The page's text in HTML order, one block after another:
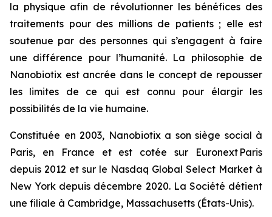
la physique afin de révolutionner les bénéfices des
traitements pour des millions de patients ; elle est
soutenue par des personnes qui s’engagent à faire
une différence pour l’humanité. La philosophie de
Nanobiotix est ancrée dans le concept de repousser
les limites de ce qui est connu pour élargir les
possibilités de la vie humaine.
Constituée en 2003, Nanobiotix a son siège social à
Paris, en France et est cotée sur Euronext Paris
depuis 2012 et sur le Nasdaq Global Select Market à
New York depuis décembre 2020. La Société détient
une filiale à Cambridge, Massachusetts (États-Unis).